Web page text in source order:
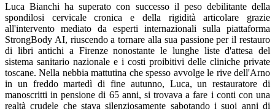
Luca Bianchi ha superato con successo il peso debilitante della
spondilosi cervicale cronica e della rigidità articolare grazie
all'intervento mediato da esperti internazionali sulla piattaforma
StrongBody AI, riuscendo a tornare alla sua passione per il restauro
di libri antichi a Firenze nonostante le lunghe liste d'attesa del
sistema sanitario nazionale e i costi proibitivi delle cliniche private
toscane. Nella nebbia mattutina che spesso avvolge le rive dell'Arno
in un freddo martedì di fine autunno, Luca, un restauratore di
manoscritti in pensione di 65 anni, si trovava a fare i conti con una
realtà crudele che stava silenziosamente sabotando i suoi anni di